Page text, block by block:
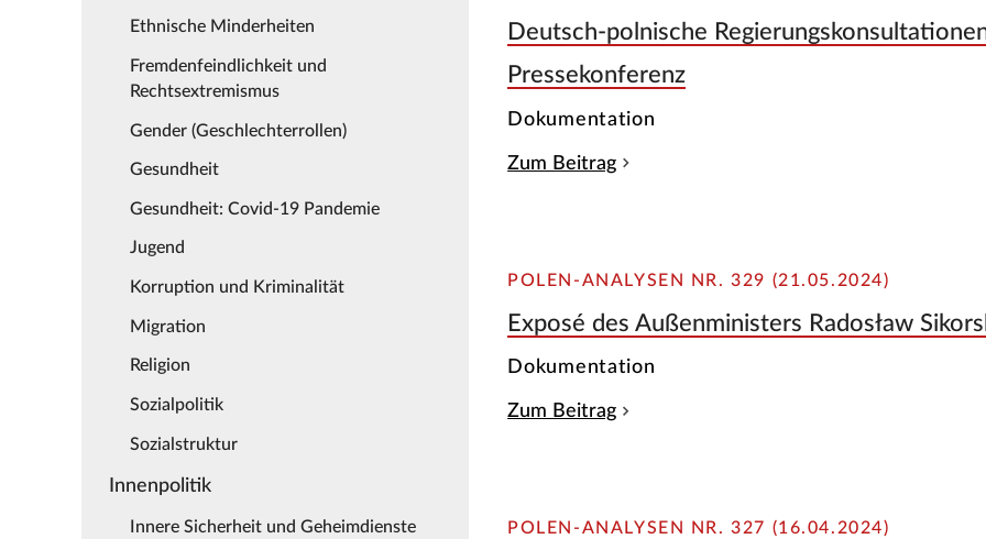
Ethnische Minderheiten
Fremdenfeindlichkeit und
Rechtsextremismus
Gender (Geschlechterrollen)
Gesundheit
Gesundheit: Covid-19 Pandemie
Jugend
Korruption und Kriminalität
Migration
Religion
Sozialpolitik
Sozialstruktur
Innenpolitik
Innere Sicherheit und Geheimdienste
Deutsch-polnische
Pressekonferenz
Dokumentation
Zum Beitrag
POLEN-ANALYSEN NR. 329 (21.05.2024)
Exposé des Außenministers Radosław
Dokumentation
Zum Beitrag
POLEN-ANALYSEN NR. 327 (16.04.2024)